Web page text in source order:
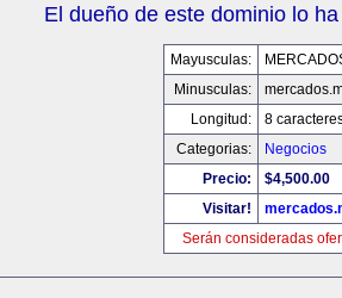
El dueño de este dominio lo
Mayusculas:
Minusculas:
Longitud:
8
Categorias:
Negocios
Precio:
$4,500.00
Visitar!
Serán consideradas